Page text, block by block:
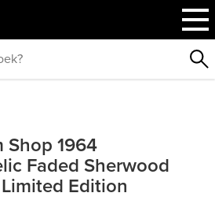
Shop 1964
Faded Sherwood
Edition